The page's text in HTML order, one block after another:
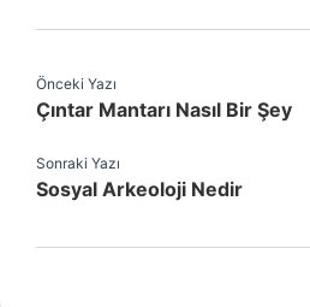
Önceki Yazı
Çıntar Mantarı Nasıl Bir Şey
Sonraki Yazı
Sosyal Arkeoloji Nedir